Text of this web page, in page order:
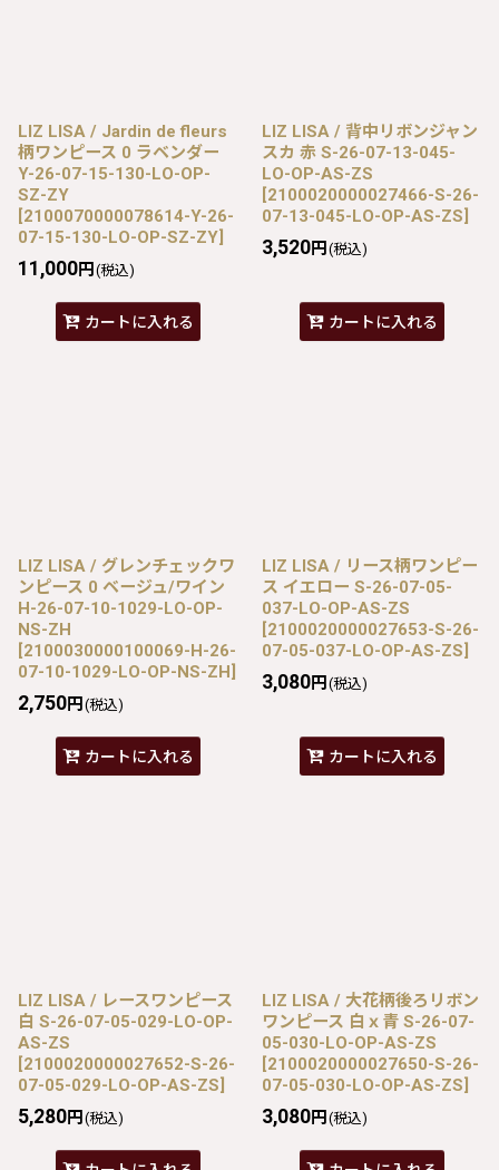
LIZ LISA / Jardin de fleurs
柄ワンピース 0 ラベンダー
Y-26-07-15-130-LO-OP-
SZ-ZY
[2100070000078614-Y-26-
07-15-130-LO-OP-SZ-ZY]
11,000円 (税込)
カートに入れる
LIZ LISA / 背中リボンジャン
スカ 赤 S-26-07-13-045-
LO-OP-AS-ZS
[2100020000027466-S-26-
07-13-045-LO-OP-AS-ZS]
3,520円 (税込)
カートに入れる
LIZ LISA / グレンチェックワ
ンピース 0 ベージュ/ワイン
H-26-07-10-1029-LO-OP-
NS-ZH
[2100030000100069-H-26-
07-10-1029-LO-OP-NS-ZH]
2,750円 (税込)
カートに入れる
LIZ LISA / リース柄ワンピー
ス イエロー S-26-07-05-
037-LO-OP-AS-ZS
[2100020000027653-S-26-
07-05-037-LO-OP-AS-ZS]
3,080円 (税込)
カートに入れる
LIZ LISA / レースワンピース
白 S-26-07-05-029-LO-OP-
AS-ZS
[2100020000027652-S-26-
07-05-029-LO-OP-AS-ZS]
5,280円 (税込)
LIZ LISA / 大花柄後ろリボン
ワンピース 白ｘ青 S-26-07-
05-030-LO-OP-AS-ZS
[2100020000027650-S-26-
07-05-030-LO-OP-AS-ZS]
3,080円 (税込)